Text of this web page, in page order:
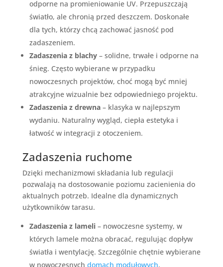
odporne na promieniowanie UV. Przepuszczają
światło, ale chronią przed deszczem. Doskonałe
dla tych, którzy chcą zachować jasność pod
zadaszeniem.
Zadaszenia z blachy– solidne, trwałe i odporne na
śnieg. Często wybierane w przypadku
nowoczesnych projektów, choć mogą być mniej
atrakcyjne wizualnie bez odpowiedniego projektu.
Zadaszenia z drewna– klasyka w najlepszym
wydaniu. Naturalny wygląd, ciepła estetyka i
łatwość w integracji z otoczeniem.
Zadaszenia ruchome
Dzięki mechanizmowi składania lub regulacji
pozwalają na dostosowanie poziomu zacienienia do
aktualnych potrzeb. Idealne dla dynamicznych
użytkowników tarasu.
Zadaszenia z lameli– nowoczesne systemy, w
których lamele można obracać, regulując dopływ
światła i wentylację. Szczególnie chętnie wybierane
w nowoczesnych domach modułowych.